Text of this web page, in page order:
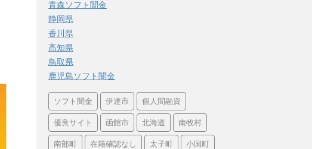
青森ソフト闇金
静岡県
香川県
高知県
鳥取県
鹿児島ソフト闇金
ソフト闇金 伊達市 個人間融資
優良サイト 函館市 北海道 南牧村
南部町 在籍確認なし 太子町 小国町